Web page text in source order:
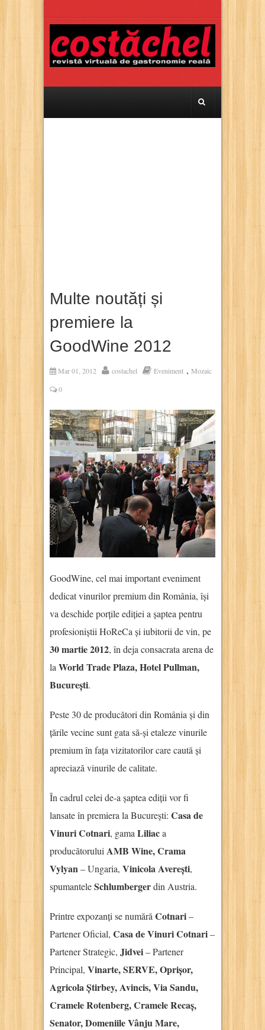
Multe noutăți și
premiere la
GoodWine 2012
Mar 01, 2012 costachel Eveniment , Mozaic
0
GoodWine, cel mai important eveniment
dedicat vinurilor premium din România, își
va deschide porțile ediției a șaptea pentru
profesioniștii HoReCa și iubitorii de vin, pe
30 martie 2012, în deja consacrata arena de
la World Trade Plaza, Hotel Pullman,
București.
Peste 30 de producători din România și din
țările vecine sunt gata să-și etaleze vinurile
premium în fața vizitatorilor care caută și
apreciază vinurile de calitate.
În cadrul celei de-a șaptea ediții vor fi
lansate în premiera la București: Casa de
Vinuri Cotnari, gama Liliaca
producătorului AMB Wine, Crama
Vylyan– Ungaria, Vinicola Averești,
spumanteleSchlumbergerdin Austria.
Printre expozanți se numără Cotnari–
Partener Oficial, Casa de Vinuri Cotnari–
Partener Strategic, Jidvei– Partener
Principal, Vinarte, SERVE, Oprișor,
Agricola Știrbey, Avincis, Via Sandu,
Cramele Rotenberg, Cramele Recaș,
Senator, Domeniile Vânju Mare,